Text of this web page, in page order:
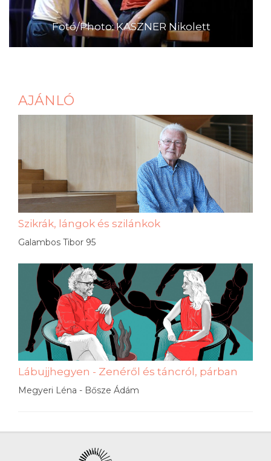
Fotó/Photo: KASZNER Nikolett
AJÁNLÓ
Szikrák, lángok és szilánkok
Galambos Tibor 95
Lábujjhegyen - Zenéről és táncról, párban
Megyeri Léna - Bősze Ádám